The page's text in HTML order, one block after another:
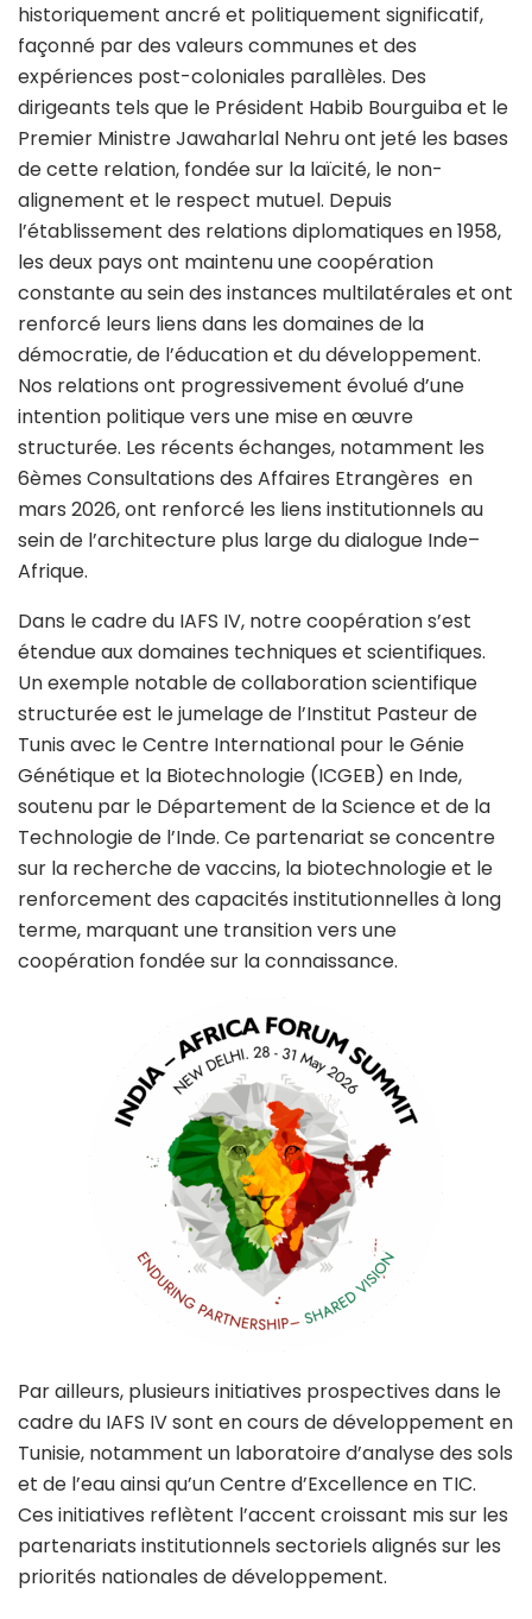
historiquement ancré et politiquement significatif,
façonné par des valeurs communes et des
expériences post-coloniales parallèles. Des
dirigeants tels que le Président Habib Bourguiba et le
Premier Ministre Jawaharlal Nehru ont jeté les bases
de cette relation, fondée sur la laïcité, le non-
alignement et le respect mutuel. Depuis
l’établissement des relations diplomatiques en 1958,
les deux pays ont maintenu une coopération
constante au sein des instances multilatérales et ont
renforcé leurs liens dans les domaines de la
démocratie, de l’éducation et du développement.
Nos relations ont progressivement évolué d’une
intention politique vers une mise en œuvre
structurée. Les récents échanges, notamment les
6èmes Consultations des Affaires Etrangères en
mars 2026, ont renforcé les liens institutionnels au
sein de l’architecture plus large du dialogue Inde–
Afrique.
Dans le cadre du IAFS IV, notre coopération s’est
étendue aux domaines techniques et scientifiques.
Un exemple notable de collaboration scientifique
structurée est le jumelage de l’Institut Pasteur de
Tunis avec le Centre International pour le Génie
Génétique et la Biotechnologie (ICGEB) en Inde,
soutenu par le Département de la Science et de la
Technologie de l’Inde. Ce partenariat se concentre
sur la recherche de vaccins, la biotechnologie et le
renforcement des capacités institutionnelles à long
terme, marquant une transition vers une
coopération fondée sur la connaissance.
Par ailleurs, plusieurs initiatives prospectives dans le
cadre du IAFS IV sont en cours de développement en
Tunisie, notamment un laboratoire d’analyse des sols
et de l’eau ainsi qu’un Centre d’Excellence en TIC.
Ces initiatives reflètent l’accent croissant mis sur les
partenariats institutionnels sectoriels alignés sur les
priorités nationales de développement.